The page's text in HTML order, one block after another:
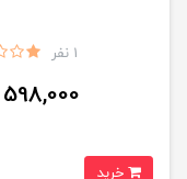
1 نفر
598,000